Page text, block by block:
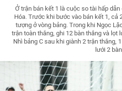
Ở trận bán kết 1 là cuộc so tài hấp
Hóa. Trước khi bước vào bán kết 1, cả
tượng ở vòng bảng. Trong khi Ngọc
trận toàn thắng, ghi 12 bàn thắng và lọt
Nhì bảng C sau khi giành 2 trận thắng,
lưới 2